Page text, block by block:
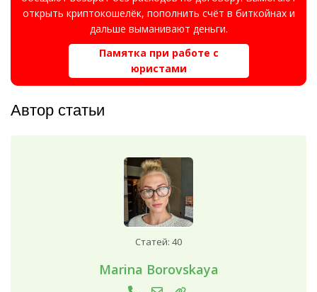
открыть криптокошелёк, пополнить счёт в биткойнах и
дальше выманивают деньги.
Памятка при работе с
юристами
Автор статьи
Статей: 40
Marina Borovskaya